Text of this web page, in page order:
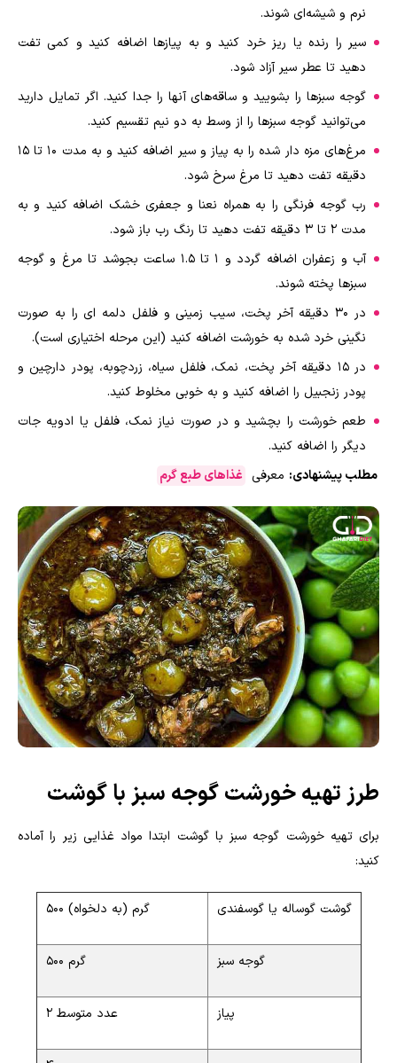
نرم و شیشه‌ای شوند.
سیر را رنده یا ریز خرد کنید و به پیازها اضافه کنید و کمی تفت
دهید تا عطر سیر آزاد شود.
گوجه سبزها را بشویید و ساقه‌های آنها را جدا کنید. اگر تمایل دارید
می‌توانید گوجه سبزها را از وسط به دو نیم تقسیم کنید.
مرغ‌های مزه دار شده را به پیاز و سیر اضافه کنید و به مدت 10 تا 15
دقیقه تفت دهید تا مرغ سرخ شود.
رب گوجه فرنگی را به همراه نعنا و جعفری خشک اضافه کنید و به
مدت 2 تا 3 دقیقه تفت دهید تا رنگ رب باز شود.
آب و زعفران اضافه گردد و 1 تا 1.5 ساعت بجوشد تا مرغ و گوجه
سبزها پخته شوند.
در 30 دقیقه آخر پخت، سیب زمینی و فلفل دلمه ای را به صورت
نگینی خرد شده به خورشت اضافه کنید (این مرحله اختیاری است).
در 15 دقیقه آخر پخت، نمک، فلفل سیاه، زردچوبه، پودر دارچین و
پودر زنجبیل را اضافه کنید و به خوبی مخلوط کنید.
طعم خورشت را بچشید و در صورت نیاز نمک، فلفل یا ادویه جات
دیگر را اضافه کنید.
مطلب پیشنهادی: معرفی غذاهای طبع گرم
طرز تهیه خورشت گوجه سبز با گوشت
برای تهیه خورشت گوجه سبز با گوشت ابتدا مواد غذایی زیر را آماده
کنید:
گوشت گوساله یا گوسفندی 500 گرم (به دلخواه)
گوجه سبز 500 گرم
پیاز 2 عدد متوسط